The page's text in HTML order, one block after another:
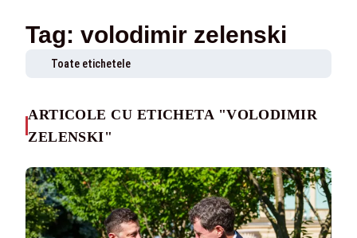
Tag: volodimir zelenski
Toate etichetele
ARTICOLE CU ETICHETA "VOLODIMIR
ZELENSKI"